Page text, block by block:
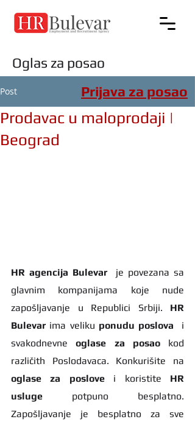
Oglas za posao
Post
Prodavac u maloprodaji |
Beograd
HR agencija Bulevar
  je povezana sa
glavnim kompanijama koje nude
zapošljavanje u Republici Srbiji. HR
Bulevar ima veliku ponudu poslova
  i
svakodnevne oglase za posao kod
oglase za poslove i koristite HR
usluge potpuno besplatno.
Zapošljavanje je besplatno za sve
Prijava za posao